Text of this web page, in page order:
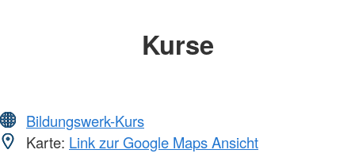
Kurse
Bildungswerk-Kurs
Karte: Link zur Google Maps Ansicht